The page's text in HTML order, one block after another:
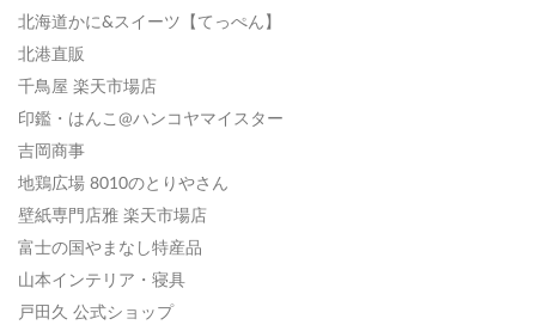
北海道かに&スイーツ【てっぺん】
北港直販
千鳥屋 楽天市場店
印鑑・はんこ@ハンコヤマイスター
吉岡商事
地鶏広場 8010のとりやさん
壁紙専門店雅 楽天市場店
富士の国やまなし特産品
山本インテリア・寝具
戸田久 公式ショップ